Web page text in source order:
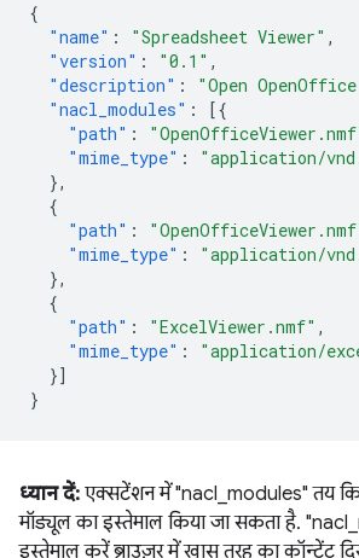
{
"name" : "Spreadsheet Viewer" ,
"version" : "0.1" ,
"description" :
"Open
"nacl_modules" :
[{
"path" :
"mime_type" :
"application/
},
{
"path" :
"mime_type" :
"application/
},
{
"path" : "ExcelViewer.nmf" ,
"mime_type" :
"application/
}]
}
ध्यान दें: एक्सटेंशन में "nacl_modules" तय
मॉड्यूल का इस्तेमाल किया जा सकता है.
इस्तेमाल करें ब्राउज़र में खास तरह का कॉन्टेंट